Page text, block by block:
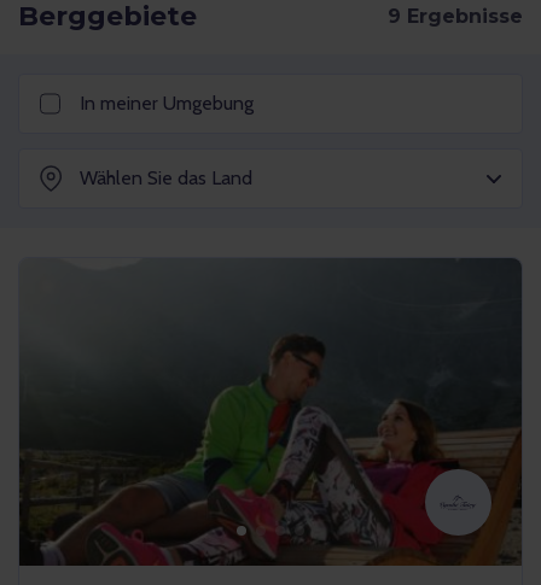
Berggebiete
In meiner Umgebung
Wählen Sie das Land